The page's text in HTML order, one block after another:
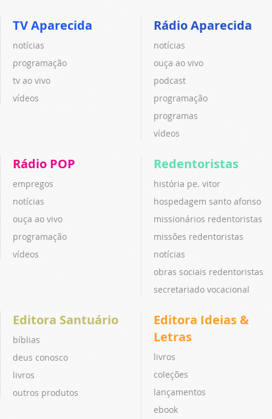
TV Aparecida
notícias
programação
tv ao vivo
vídeos
Rádio Aparecida
notícias
ouça ao vivo
podcast
programação
programas
vídeos
Rádio POP
empregos
notícias
ouça ao vivo
programação
vídeos
Redentoristas
história pe. vitor
hospedagem santo afonso
missionários redentoristas
missões redentoristas
notícias
obras sociais redentoristas
secretariado vocacional
Editora Santuário
bíblias
deus conosco
livros
outros produtos
Editora Ideias &
Letras
livros
coleções
lançamentos
ebook